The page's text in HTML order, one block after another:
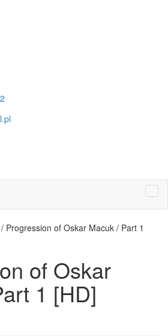
/ Progression of Oskar Macuk / Part 1
of Oskar
1 [HD]